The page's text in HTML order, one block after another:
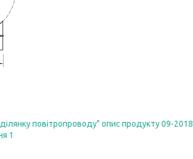
повітропроводу" опис продукту 09-2018
1